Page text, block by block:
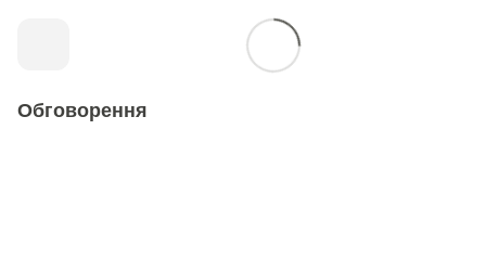
Обговорення